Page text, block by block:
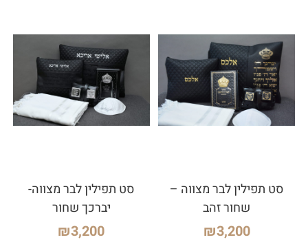
סט תפילין לבר מצווה –
שחור זהב
₪3,200
סט תפילין לבר מצווה-
יברכך שחור
₪3,200